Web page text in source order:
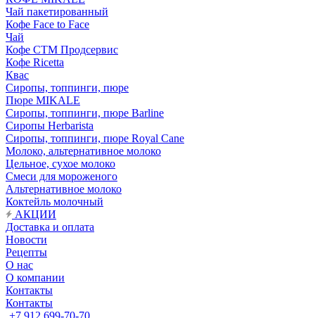
Чай пакетированный
Кофе Face to Face
Чай
Кофе СТМ Продсервис
Кофе Ricetta
Квас
Сиропы, топпинги, пюре
Пюре MIKALE
Сиропы, топпинги, пюре Barline
Сиропы Herbarista
Сиропы, топпинги, пюре Royal Cane
Молоко, альтернативное молоко
Цельное, сухое молоко
Смеси для мороженого
Альтернативное молоко
Коктейль молочный
АКЦИИ
Доставка и оплата
Новости
Рецепты
О нас
О компании
Контакты
Контакты
+7 912 699-70-70